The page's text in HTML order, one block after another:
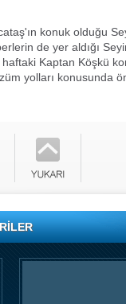
konuk olduğu
de yer aldığı
haftaki Kaptan Köşkü
yolları konusunda